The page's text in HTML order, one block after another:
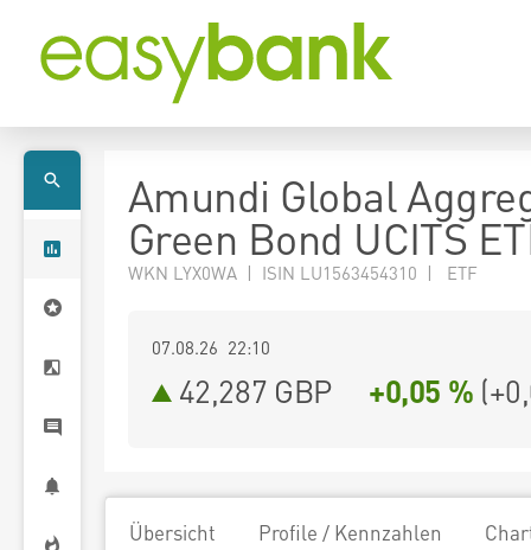
Amundi Global
Green Bond UCITS
WKN LYX0WA | ISIN LU1563454310 | ETF
07.08.26 22:10
42,287 GBP +0,05 % (
Übersicht Profile / Kennzahlen